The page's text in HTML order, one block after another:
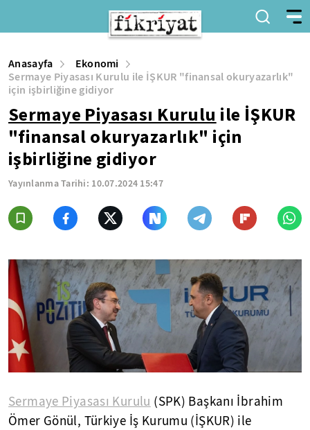
Anasayfa
Ekonomi
Sermaye Piyasası Kurulu ile İŞKUR "finansal okuryazarlık"
için işbirliğine gidiyor
Sermaye Piyasası Kurulu ile İŞKUR
"finansal okuryazarlık" için
işbirliğine gidiyor
Yayınlanma Tarihi: 10.07.2024 15:47
Sermaye Piyasası Kurulu (SPK) Başkanı İbrahim
Ömer Gönül, Türkiye İş Kurumu (İŞKUR) ile